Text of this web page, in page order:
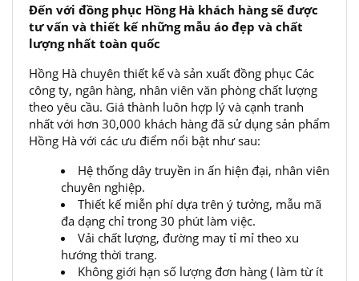
Đến với đồng phục Hồng Hà khách hàng sẽ được
tư vấn và thiết kế những mẫu áo đẹp và chất
lượng nhất toàn quốc
Hồng Hà chuyên thiết kế và sản xuất đồng phục Các
công ty, ngân hàng, nhân viên văn phòng chất lượng
theo yêu cầu. Giá thành luôn hợp lý và cạnh tranh
nhất với hơn 30,000 khách hàng đã sử dụng sản phẩm
Hồng Hà với các ưu điểm nổi bật như sau:
Hệ thống dây truyền in ấn hiện đại, nhân viên
chuyên nghiệp.
Thiết kế miễn phí dựa trên ý tưởng, mẫu mã
đa dạng chỉ trong 30 phút làm việc.
Vải chất lượng, đường may tỉ mỉ theo xu
hướng thời trang.
Không giới hạn số lượng đơn hàng ( làm từ ít